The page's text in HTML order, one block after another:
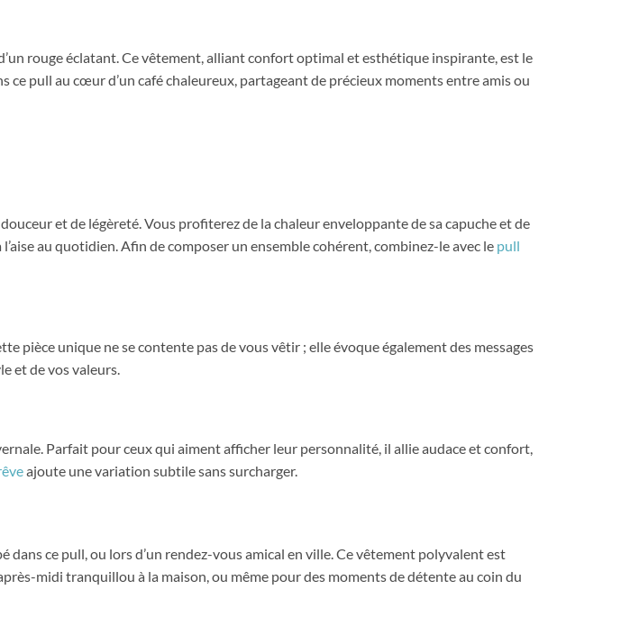
rouge éclatant. Ce vêtement, alliant confort optimal et esthétique inspirante, est le
pull au cœur d’un café chaleureux, partageant de précieux moments entre amis ou
et de légèreté. Vous profiterez de la chaleur enveloppante de sa capuche et de
au quotidien. Afin de composer un ensemble cohérent, combinez-le avec le pull
unique ne se contente pas de vous vêtir ; elle évoque également des messages
et de vos valeurs.
Parfait pour ceux qui aiment afficher leur personnalité, il allie audace et confort,
ajoute une variation subtile sans surcharger.
ce pull, ou lors d’un rendez-vous amical en ville. Ce vêtement polyvalent est
midi tranquillou à la maison, ou même pour des moments de détente au coin du